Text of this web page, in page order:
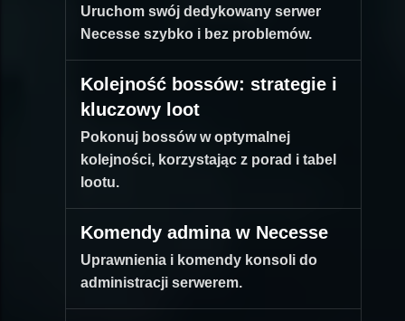
Uruchom swój dedykowany serwer
Necesse szybko i bez problemów.
Kolejność bossów: strategie i
kluczowy loot
Pokonuj bossów w optymalnej
kolejności, korzystając z porad i tabel
lootu.
Komendy admina w Necesse
Uprawnienia i komendy konsoli do
administracji serwerem.